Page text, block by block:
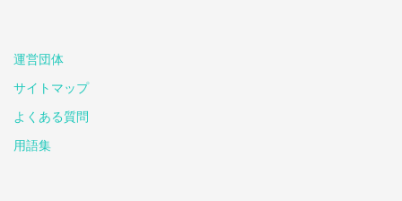
運営団体
サイトマップ
よくある質問
用語集